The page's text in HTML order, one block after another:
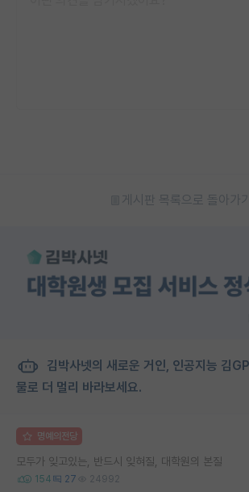
게시판 목록으로 돌아가기
김박사넷의 새로운 거인, 인공지능 김
물로 더 멀리 바라보세요.
명예의전당
모두가 잊고있는, 반드시 잊혀질, 대학원의 본질
154 27 24992